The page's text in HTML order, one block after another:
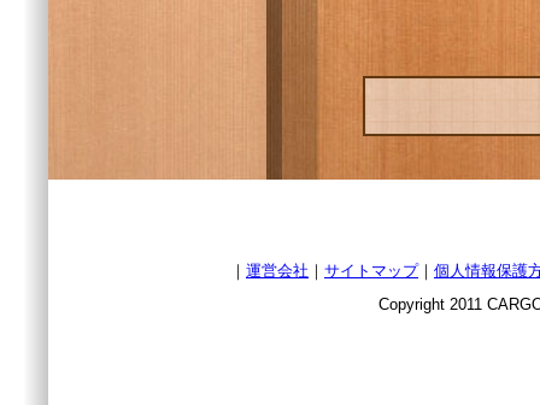
｜ 運営会社 ｜ サイトマップ｜ 個人情報保護
Copyright 2011